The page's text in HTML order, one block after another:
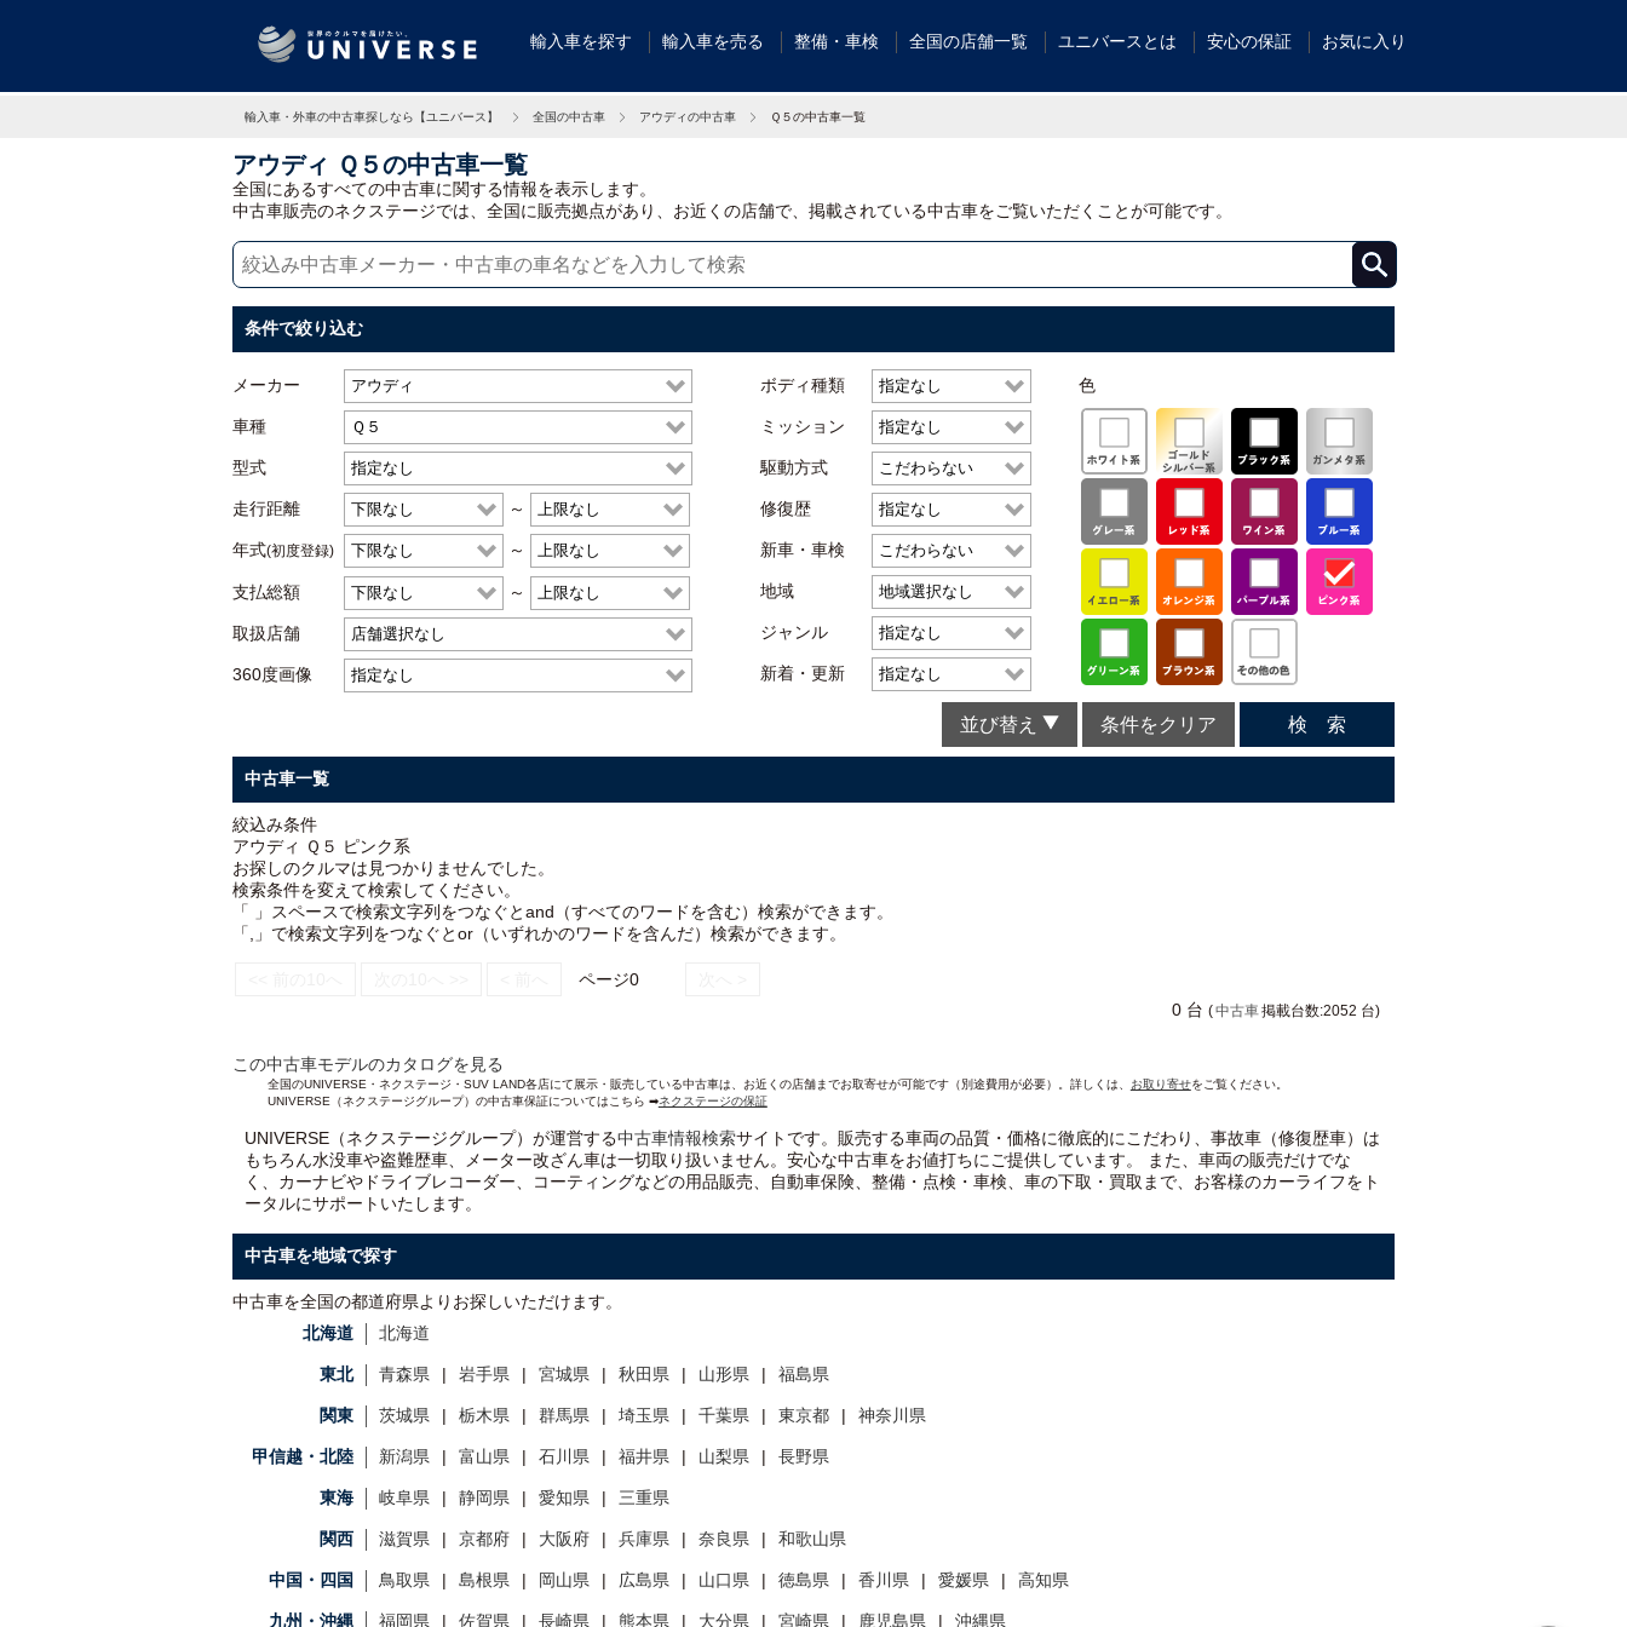
輸入車を探す 輸入車を売る 整備・車検 全国の店舗一覧 ユニバースとは 安心の保証 お気に入り
輸入車・外車の中古車探しなら【ユニバース】 全国の中古車 アウディの中古車 Ｑ５の中古車一覧
アウディ Ｑ５の中古車一覧
全国にあるすべての中古車に関する情報を表示します。
中古車販売のネクステージでは、全国に販売拠点があり、お近くの店舗で、掲載されている中古車をご覧いただくことが可能です。
条件で絞り込む
メーカー
車種
型式
走行距離 ～
年式(初度登録) ～
支払総額 ～
取扱店舗
360度画像
ボディ種類
ミッション
駆動方式
修復歴
新車・車検
地域
ジャンル
新着・更新
色
並び替え 条件をクリア 検 索
中古車一覧
絞込み条件
アウディ Ｑ５ ピンク系
お探しのクルマは見つかりませんでした。
検索条件を変えて検索してください。
「 」スペースで検索文字列をつなぐとand（すべてのワードを含む）検索ができます。
「,」で検索文字列をつなぐとor（いずれかのワードを含んだ）検索ができます。
ページ0
0 台 (中古車掲載台数:2052 台)
この中古車モデルのカタログを見る
全国のUNIVERSE・ネクステージ・SUV LAND各店にて展示・販売している中古車は、お近くの店舗までお取寄せが可能です（別途費用が必要）。詳しくは、 お取り寄せをご覧ください。
UNIVERSE（ネクステージグループ）の中古車保証についてはこちら ➡ネクステージの保証
UNIVERSE（ネクステージグループ）が運営する中古車情報検索サイトです。販売する車両の品質・価格に徹底的にこだわり、事故車（修復歴車）は
もちろん水没車や盗難歴車、メーター改ざん車は一切取り扱いません。安心な中古車をお値打ちに ご提供しています。 また、車両の販売だけでな
く、カーナビやドライブレコーダー、コーティングなどの用品販売、自動車保険、整備・点検・車検、車の下取・買取まで、お客様のカーライフをト
ータルにサポートいたします。
中古車を地域で探す
中古車を全国の都道府県よりお探しいただけます。
北海道
北海道
東北 青森県 岩手県 宮城県 秋田県 山形県 福島県
関東 茨城県 栃木県 群馬県 埼玉県 千葉県 東京都 神奈川県
甲信越・北陸 新潟県 富山県 石川県 福井県 山梨県 長野県
東海 岐阜県 静岡県 愛知県 三重県
関西 滋賀県 京都府 大阪府 兵庫県 奈良県 和歌山県
中国・四国 鳥取県 島根県 岡山県 広島県 山口県 徳島県 香川県 愛媛県 高知県
九州・沖縄 福岡県 佐賀県 長崎県 熊本県 大分県 宮崎県 鹿児島県 沖縄県